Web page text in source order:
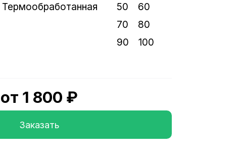
Термообработанная
50
60
70
80
90
100
от 1 800 ₽
Заказать